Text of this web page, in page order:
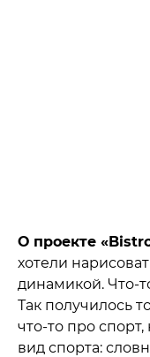
О проекте
хотели
динамикой. Что-
Так получилось
что-то про
вид спорта: